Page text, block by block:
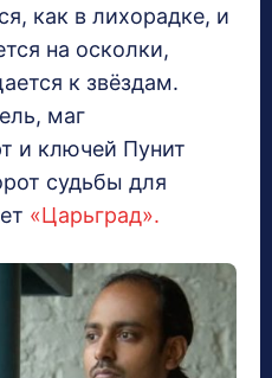
как в лихорадке, и
на осколки,
к звёздам.
маг
и ключей Пунит
судьбы для
«Царьград».